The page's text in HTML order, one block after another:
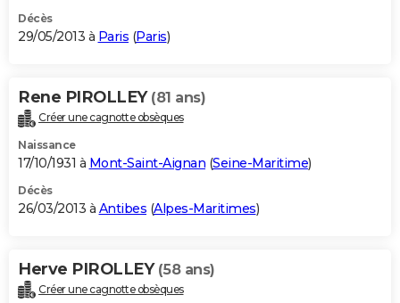
Décès
29/05/2013 à Paris (Paris)
Rene PIROLLEY (81 ans)
Créer une cagnotte obsèques
Naissance
17/10/1931 à Mont-Saint-Aignan (Seine-Maritime)
Décès
26/03/2013 à Antibes (Alpes-Maritimes)
Herve PIROLLEY (58 ans)
Créer une cagnotte obsèques